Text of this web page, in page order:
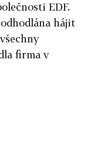
EDF.
hájit
firma v